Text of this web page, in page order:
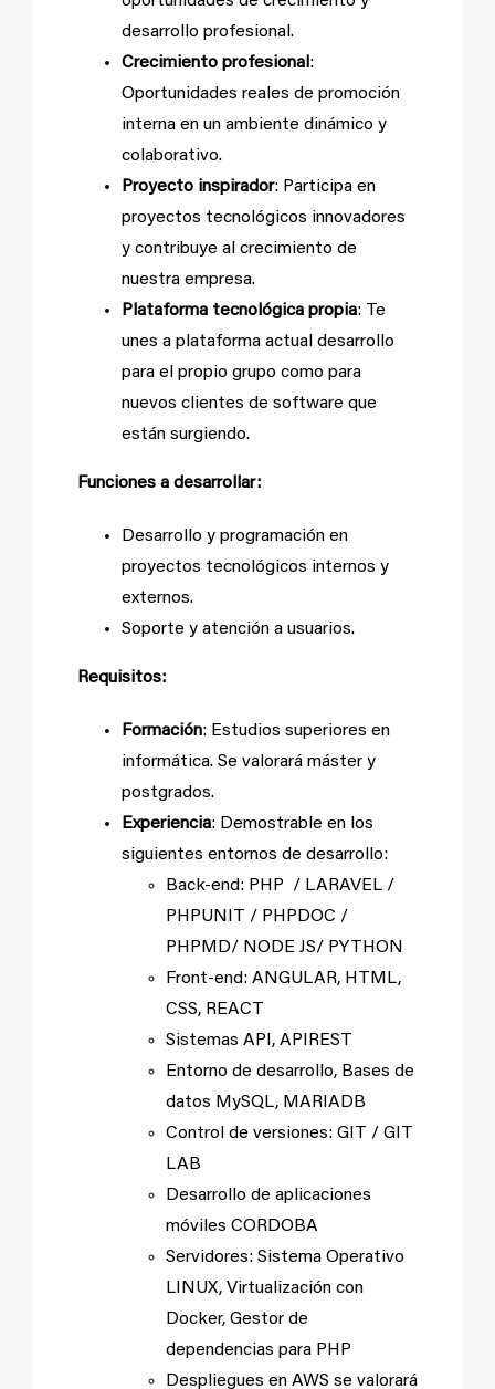
desarrollo profesional.
Crecimiento profesional :
Oportunidades reales de promoción
interna en un ambiente dinámico y
colaborativo.
Proyecto inspirador: Participa en
proyectos tecnológicos innovadores
y contribuye al crecimiento de
nuestra empresa.
Plataforma tecnológica propia: Te
unes a plataforma actual desarrollo
para el propio grupo como para
nuevos clientes de software que
están surgiendo.
Funciones a desarrollar:
Desarrollo y programación en
proyectos tecnológicos internos y
externos.
Soporte y atención a usuarios.
Requisitos:
Formación: Estudios superiores en
informática. Se valorará máster y
postgrados.
Experiencia: Demostrable en los
siguientes entornos de desarrollo:
Back-end: PHP / LARAVEL /
PHPUNIT / PHPDOC /
PHPMD/ NODE JS/ PYTHON
Front-end: ANGULAR, HTML,
CSS, REACT
Sistemas API, APIREST
Entorno de desarrollo, Bases de
datos MySQL, MARIADB
Control de versiones: GIT / GIT
LAB
Desarrollo de aplicaciones
móviles CORDOBA
Servidores: Sistema Operativo
LINUX, Virtualización con
Docker, Gestor de
dependencias para PHP
Despliegues en AWS se valorará